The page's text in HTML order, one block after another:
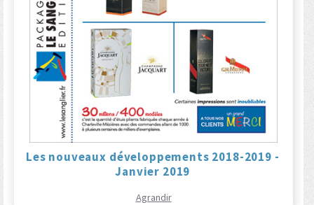
Les nouveaux développements 2018-2019 -
Janvier 2019
Agrandir